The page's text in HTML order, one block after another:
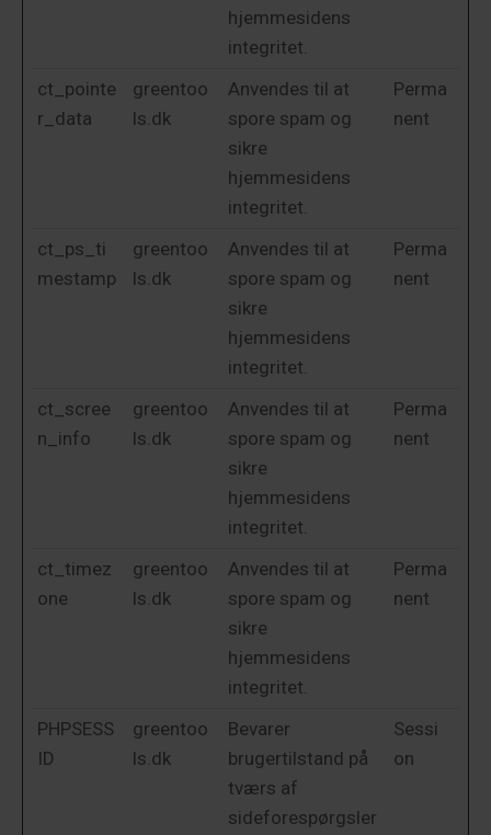
hjemmesidens
integritet.
ct_pointe
r_data
greentoo
ls.dk
Anvendes til at
spore spam og
sikre
hjemmesidens
integritet.
Perma
nent
ct_ps_ti
mestamp
greentoo
ls.dk
Anvendes til at
spore spam og
sikre
hjemmesidens
integritet.
Perma
nent
ct_scree
n_info
greentoo
ls.dk
Anvendes til at
spore spam og
sikre
hjemmesidens
integritet.
Perma
nent
ct_timez
one
greentoo
ls.dk
Anvendes til at
spore spam og
sikre
hjemmesidens
integritet.
Perma
nent
PHPSESS
ID
greentoo
ls.dk
Bevarer
brugertilstand på
tværs af
sideforespørgsler
Sessi
on